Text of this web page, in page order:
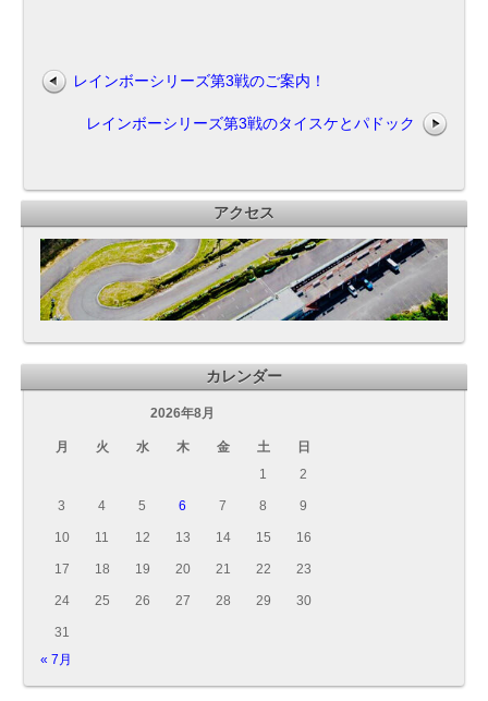
レインボーシリーズ第3戦のご案内！
レインボーシリーズ第3戦のタイスケとパドック
アクセス
カレンダー
2026年8月
月 火 水 木 金 土
日
1
2
3 4 5 6 7 8 9
10 11 12 13 14 15 16
17 18 19 20 21 22 23
24 25 26 27 28 29 30
31
« 7月